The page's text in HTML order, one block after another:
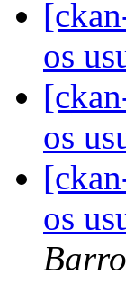
os
os
os